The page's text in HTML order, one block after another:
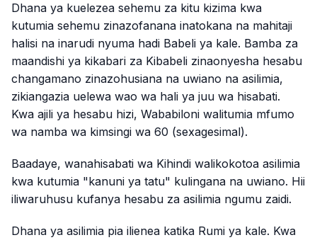
Dhana ya kuelezea sehemu za kitu kizima kwa
kutumia sehemu zinazofanana inatokana na mahitaji
halisi na inarudi nyuma hadi Babeli ya kale. Bamba za
maandishi ya kikabari za Kibabeli zinaonyesha hesabu
changamano zinazohusiana na uwiano na asilimia,
zikiangazia uelewa wao wa hali ya juu wa hisabati.
Kwa ajili ya hesabu hizi, Wababiloni walitumia mfumo
wa namba wa kimsingi wa 60 (sexagesimal).
Baadaye, wanahisabati wa Kihindi walikokotoa asilimia
kwa kutumia "kanuni ya tatu" kulingana na uwiano. Hii
iliwaruhusu kufanya hesabu za asilimia ngumu zaidi.
Dhana ya asilimia pia ilienea katika Rumi ya kale. Kwa